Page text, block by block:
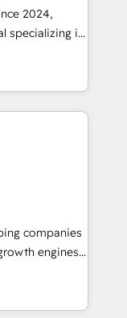
Account-
other tactics.
to deploy
This
2024,
specializing in
aimed at
team
economics,
together
forty years
Service
design on
companies
engines.
change
As part of
more than